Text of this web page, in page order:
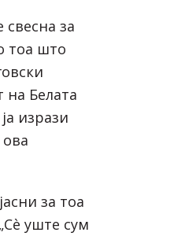
за
тоа што
на Белата
изрази
за тоа
уште сум